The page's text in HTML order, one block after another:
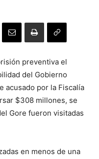
preventiva el
del Gobierno
acusado por la Fiscalía
$308 millones, se
Gore fueron visitadas
en menos de una